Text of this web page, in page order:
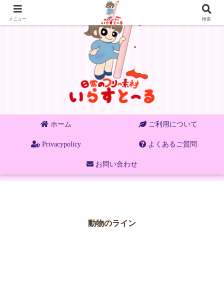
ホーム ご利用について
Privacypolicy よくあるご質問
お問い合わせ
動物のライン
メニュー 検索